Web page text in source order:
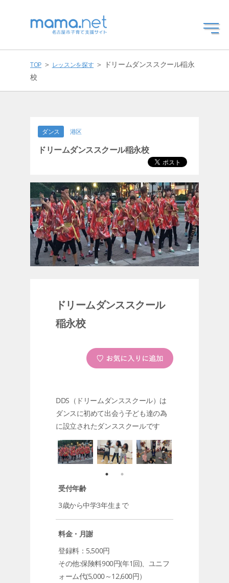
TOP＞ レッスンを探す＞ ドリームダンススクール稲永
校
ダンス 港区
ドリームダンススクール稲永校
ドリームダンススクール
稲永校
DDS（ドリームダンススクール）は
ダンスに初めて出会う子ども達の為
に設立されたダンススクールです
受付年齢
3歳から中学3年生まで
料金・月謝
登録料：5,500円
その他:保険料900円(年1回)、ユニフ
ォーム代(5,000～12,600円）